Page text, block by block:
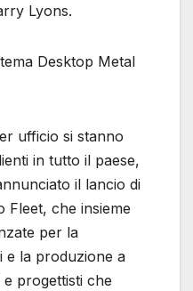
Lyons.
Desktop Metal
ufficio si stanno
in tutto il paese,
il lancio di
Fleet, che insieme
per la
e la produzione a
progettisti che